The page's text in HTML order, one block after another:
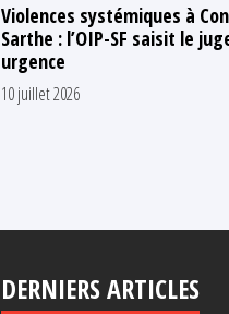
Violences systémiques à
Sarthe : l’OIP-SF saisit le
urgence
10 juillet 2026
DERNIERS ARTICLES